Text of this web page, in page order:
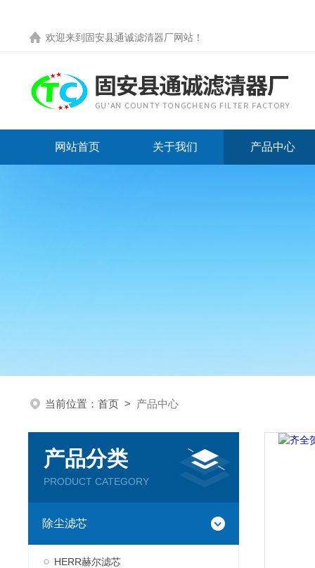
欢迎来到 固安县通诚滤清器厂网站 ！
网站首页 关于我们 产品中心
当前位置： 首页 > 产品中心
产品分类
PRODUCT CATEGORY
除尘滤芯
HERR赫尔滤芯